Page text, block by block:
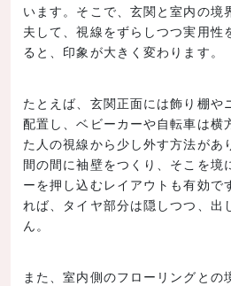
います。そこで、玄関と室内の境
夫して、視線をずらしつつ実用性
ると、印象が大きく変わります。
たとえば、玄関正面には飾り棚や
配置し、ベビーカーや自転車は横
た人の視線から少し外す方法があ
間の間に袖壁をつくり、そこを境
ーを押し込むレイアウトも有効で
れば、タイヤ部分は隠しつつ、出
ん。
また、室内側のフローリングとの